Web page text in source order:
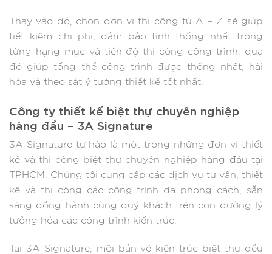
Thay vào đó, chọn đơn vị thi công từ A – Z sẽ giúp
tiết kiệm chi phí, đảm bảo tính thống nhất trong
từng hạng mục và tiến độ thi công công trình, qua
đó giúp tổng thể công trình được thống nhất, hài
hòa và theo sát ý tưởng thiết kế tốt nhất.
Công ty thiết kế biệt thự chuyên nghiệp
hàng đầu – 3A Signature
3A Signature tự hào là một trong những đơn vị thiết
kế và thi công biệt thự chuyên nghiệp hàng đầu tại
TPHCM. Chúng tôi cung cấp các dịch vụ tư vấn, thiết
kế và thi công các công trình đa phong cách, sẵn
sàng đồng hành cùng quý khách trên con đường lý
tưởng hóa các công trình kiến trúc.
Tại 3A Signature, mỗi bản vẽ kiến trúc biệt thự đều